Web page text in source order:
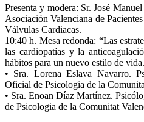
Presenta y modera: Sr. José
Asociación Valenciana de
Válvulas Cardiacas.
10:40 h. Mesa redonda: “Las
las cardiopatías y la
hábitos para un nuevo estilo de
• Sra. Lorena Eslava Navarro.
Oficial de Psicologia de la
• Sra. Enoan Díaz Martínez.
de Psicologia de la Comunitat